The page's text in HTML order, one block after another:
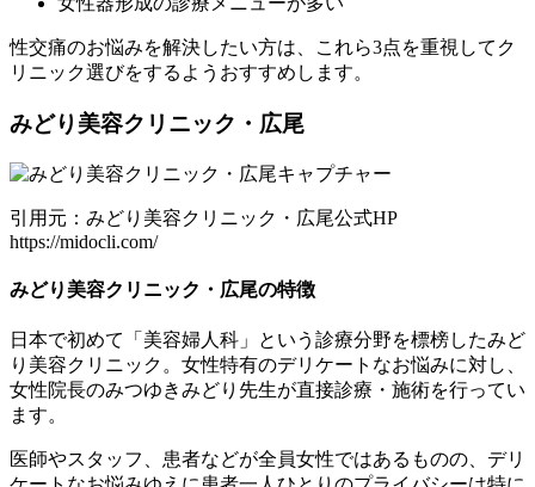
性交痛のお悩みを解決したい方は、これら3点を重視してク
リニック選びをするようおすすめします。
みどり美容クリニック・広尾
引用元：みどり美容クリニック・広尾公式HP
https://midocli.com/
みどり美容クリニック・広尾の特徴
日本で初めて「美容婦人科」という診療分野を標榜したみど
り美容クリニック。女性特有のデリケートなお悩みに対し、
女性院長のみつゆきみどり先生が直接診療・施術を行ってい
ます。
医師やスタッフ、患者などが全員女性ではあるものの、デリ